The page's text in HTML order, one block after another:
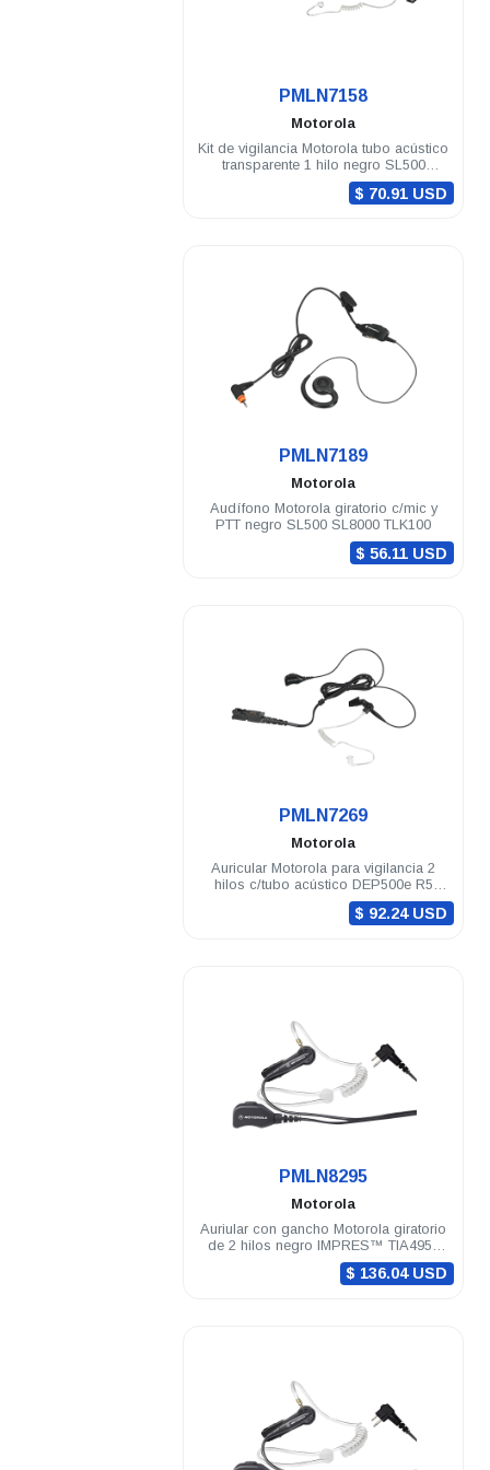
PMLN7158
Motorola
Kit de vigilancia Motorola tubo acústico
transparente 1 hilo negro SL500
DEP450 TLK100
$ 70.91 USD
PMLN7189
Motorola
Audífono Motorola giratorio c/mic y
PTT negro SL500 SL8000 TLK100
$ 56.11 USD
PMLN7269
Motorola
Auricular Motorola para vigilancia 2
hilos c/tubo acústico DEP500e R5
DGP8050 Elite
$ 92.24 USD
PMLN8295
Motorola
Auriular con gancho Motorola giratorio
de 2 hilos negro IMPRES™ TIA4950
con conector para el oido R7
$ 136.04 USD